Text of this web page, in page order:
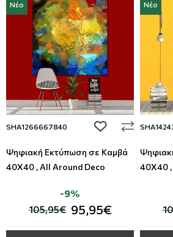
Νέο
SHA1266667840 add to wishlist
Ψηφιακή Εκτύπωση σε Καμβά
40Χ40 , All Around Deco
105,95€ 95,95€
-9%
Νέο
40Χ40 ,